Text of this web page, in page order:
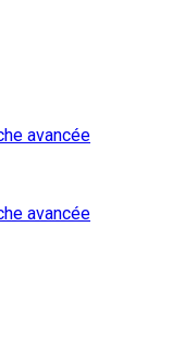
avancée
avancée